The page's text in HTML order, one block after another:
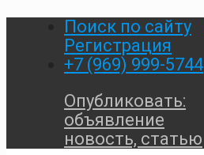
Поиск по сайту
Регистрация
+7 (969) 999-5744
Опубликовать:
объявление
новость, статью